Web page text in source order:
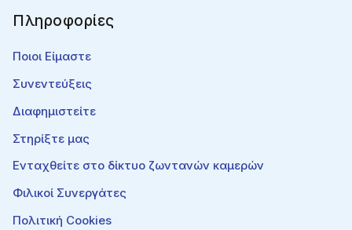
Πληροφορίες
Ποιοι Είμαστε
Συνεντεύξεις
Διαφημιστείτε
Στηρίξτε μας
Ενταχθείτε στο δίκτυο ζωντανών καμερών
Φιλικοί Συνεργάτες
Πολιτική Cookies